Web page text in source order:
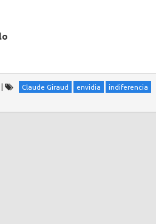
Claude Giraud envidia
indiferencia